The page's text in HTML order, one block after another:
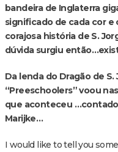
bandeira de Inglaterra
significado de cada cor e
corajosa história de S.
dúvida surgiu
Da lenda do Dragão de
“Preeschoolers” voou
que aconteceu
Marijke…
I would like to tell you